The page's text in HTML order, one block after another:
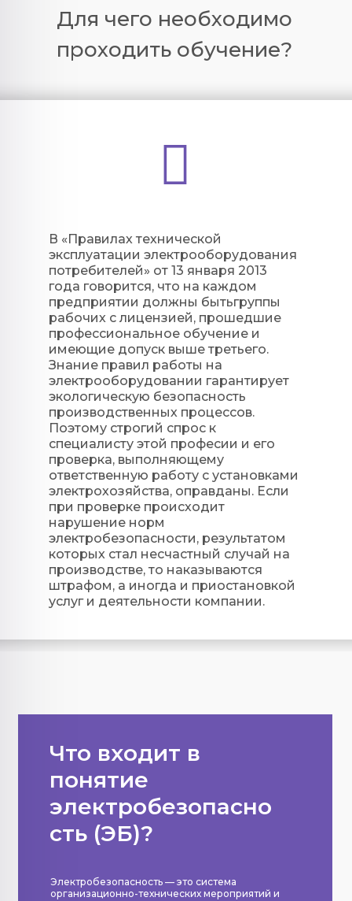
В «Правилах технической
эксплуатации электрооборудования
потребителей» от 13 января 2013
года говорится, что на каждом
предприятии должны бытьгруппы
рабочих с лицензией, прошедшие
профессиональное обучение и
имеющие допуск выше третьего.
Знание правил работы на
электрооборудовании гарантирует
экологическую безопасность
производственных процессов.
Поэтому строгий спрос к
специалисту этой професии и его
проверка, выполняющему
ответственную работу с установками
электрохозяйства, оправданы. Если
при проверке происходит
нарушение норм
электробезопасности, результатом
которых стал несчастный случай на
производстве, то наказываются
штрафом, а иногда и приостановкой
услуг и деятельности компании.
Для чего необходимо
проходить обучение?
Что входит в
понятие
электробезопасно
сть (ЭБ)?
Электробезопасность — это система
организационно-технических мероприятий и